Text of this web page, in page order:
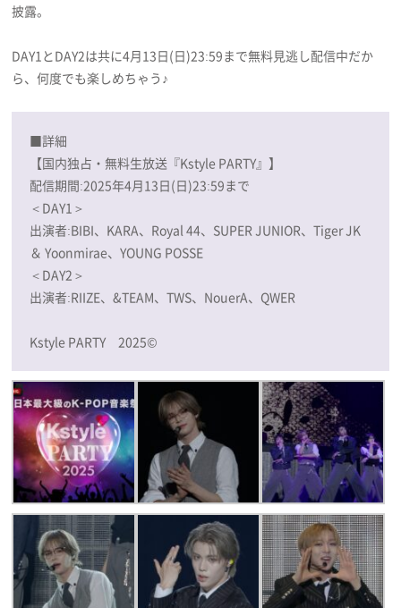
披露。
DAY1とDAY2は共に4月13日(日)23:59まで無料見逃し配信中だか
ら、何度でも楽しめちゃう♪
■詳細
【国内独占・無料生放送『Kstyle PARTY』】
配信期間:2025年4月13日(日)23:59まで
＜DAY1＞
出演者:BIBI、KARA、Royal 44、SUPER JUNIOR、Tiger JK
＆ Yoonmirae、YOUNG POSSE
＜DAY2＞
出演者:RIIZE、&TEAM、TWS、NouerA、QWER
Kstyle PARTY 2025©